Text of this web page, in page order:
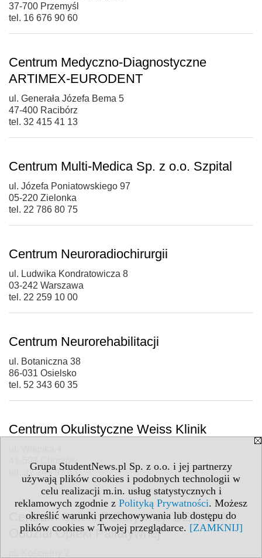
Grupa StudentNews.pl Sp. z o.o. i jej partnerzy
używają plików cookies i podobnych technologii w
celu realizacji m.in. usług statystycznych i
reklamowych zgodnie z Polityką Prywatności. Możesz
określić warunki przechowywania lub dostępu do
plików cookies w Twojej przeglądarce. [ZAMKNIJ]
37-700 Przemyśl
tel. 16 676 90 60
Centrum Medyczno-Diagnostyczne
ARTIMEX-EURODENT
ul. Generała Józefa Bema 5
47-400 Racibórz
tel. 32 415 41 13
Centrum Multi-Medica Sp. z o.o. Szpital
ul. Józefa Poniatowskiego 97
05-220 Zielonka
tel. 22 786 80 75
Centrum Neuroradiochirurgii
ul. Ludwika Kondratowicza 8
03-242 Warszawa
tel. 22 259 10 00
Centrum Neurorehabilitacji
ul. Botaniczna 38
86-031 Osielsko
tel. 52 343 60 35
Centrum Okulistyczne Weiss Klinik
41-503 Chorzów
tel. 32 245 97 63
Centrum Opieki Paliatywnej "BETANIA"
Oddział Opieki Paliatywnej